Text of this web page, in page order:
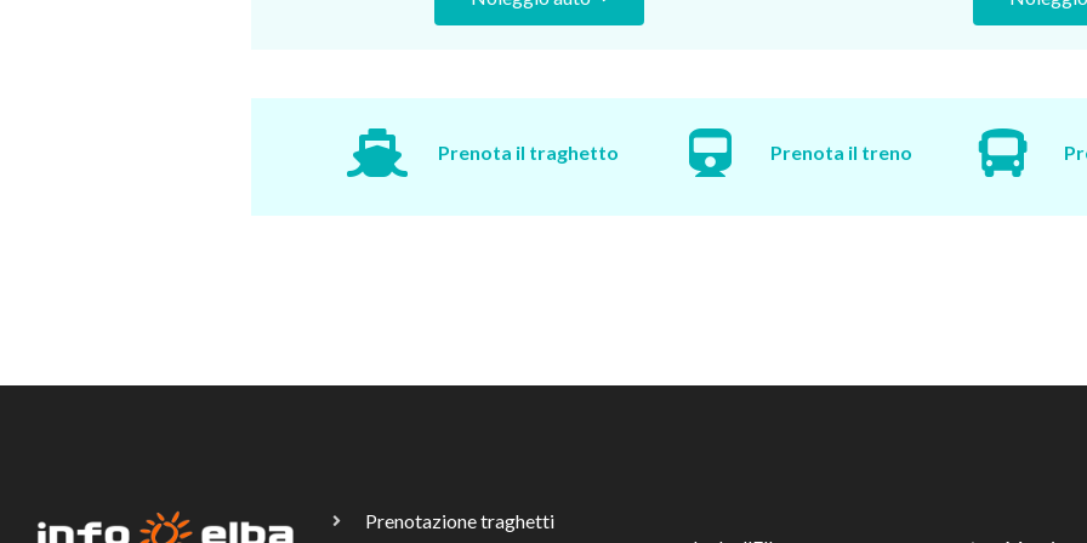
Prenota il traghetto Prenota il treno
Prenotazione traghetti